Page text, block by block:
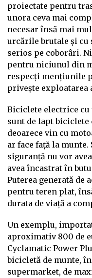
proiectate pentru
unora ceva mai
necesar însă mai
urcările brutale și cu
serios pe coborâri.
pentru niciunul din
respecți mențiunile
privește exploatarea
Biciclete electrice cu
sunt de fapt biciclete
deoarece vin cu
ar face față la munte.
siguranță nu vor
avea încastrat în
Puterea generată de
pentru teren plat,
durata de viață a
Un exemplu,
aproximativ 800 de
Cyclamatic Power
bicicletă de munte,
supermarket, de